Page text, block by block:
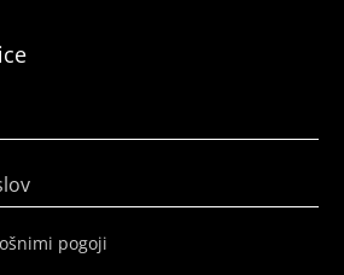
pogoji